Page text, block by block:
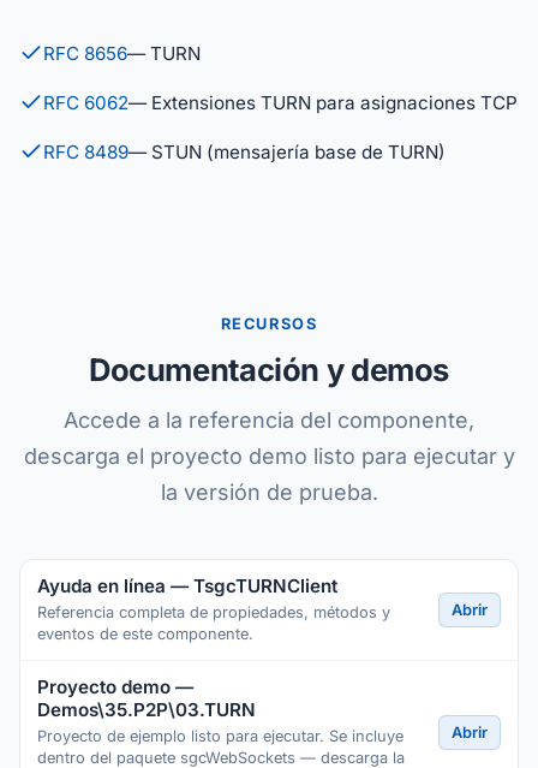
RFC 8656— TURN
RFC 6062— Extensiones TURN para asignaciones TCP
RFC 8489— STUN (mensajería base de TURN)
RECURSOS
Documentación y demos
Accede a la referencia del componente,
descarga el proyecto demo listo para ejecutar y
la versión de prueba.
Ayuda en línea — TsgcTURNClient
Referencia completa de propiedades, métodos y
eventos de este componente.
Abrir
Proyecto demo —
Demos\35.P2P\03.TURN
Proyecto de ejemplo listo para ejecutar. Se incluye
dentro del paquete sgcWebSockets — descarga la
Abrir